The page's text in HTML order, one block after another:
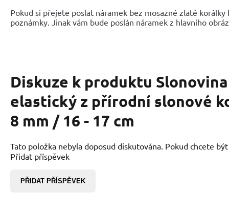
Pokud si přejete poslat náramek bez mosazné zlaté
poznámky. Jinak vám bude poslán náramek z hlavního
Diskuze k produktu
elastický z přírodní slonové
8 mm / 16 - 17 cm
Tato položka nebyla doposud diskutována. Pokud chcete
Přidat příspěvek
PŘIDAT PŘÍSPĚVEK